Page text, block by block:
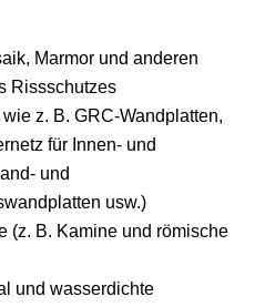
Marmor und anderen
Rissschutzes
z. B. GRC-Wandplatten,
für Innen- und
und
usw.)
(z. B. Kamine und römische
und wasserdichte